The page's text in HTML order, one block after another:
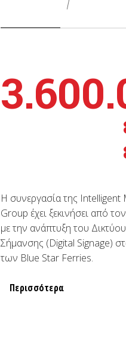
H συνεργασία της Intelligent
Group έχει ξεκινήσει από
με την ανάπτυξη του
Σήμανσης (Digital Signage)
των Blue Star Ferries.
Περισσότερα